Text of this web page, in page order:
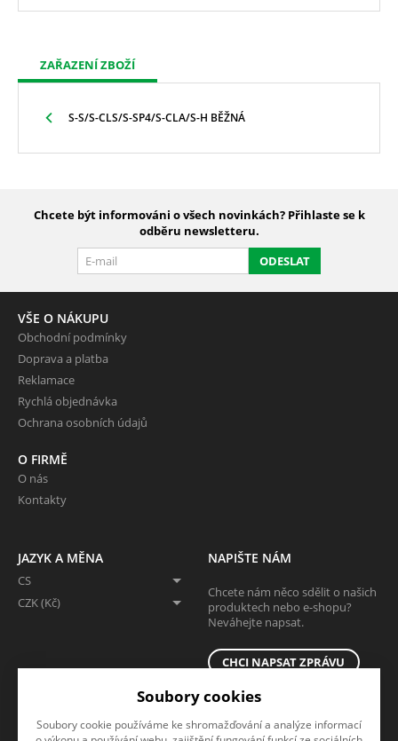
ZAŘAZENÍ ZBOŽÍ
S-S/S-CLS/S-SP4/S-CLA/S-H BĚŽNÁ
Chcete být informováni o všech novinkách? Přihlaste se k
odběru newsletteru.
ODESLAT
VŠE O NÁKUPU
Obchodní podmínky
Doprava a platba
Reklamace
Rychlá objednávka
Ochrana osobních údajů
O FIRMĚ
O nás
Kontakty
JAZYK A MĚNA
CS
CZK (Kč)
NAPIŠTE NÁM
Chcete nám něco sdělit o našich
produktech nebo e-shopu?
Neváhejte napsat.
CHCI NAPSAT ZPRÁVU
Soubory cookies
Soubory cookie používáme ke shromažďování a analýze informací